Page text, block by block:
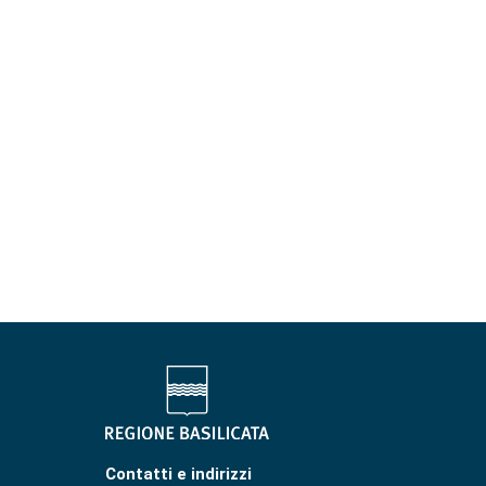
Contatti e indirizzi